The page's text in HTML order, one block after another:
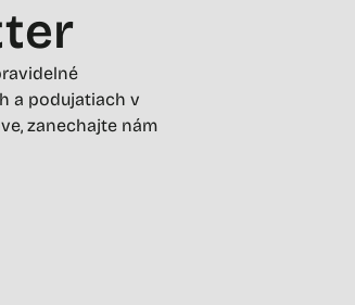
a podujatiach v
zanechajte nám